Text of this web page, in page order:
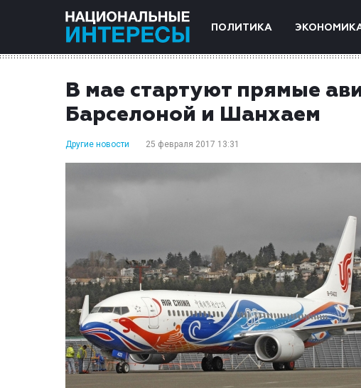
ПОЛИТИКА
В мае стартуют прямые
Барселоной и Шанхаем
Другие новости 25 февраля 2017 13:31